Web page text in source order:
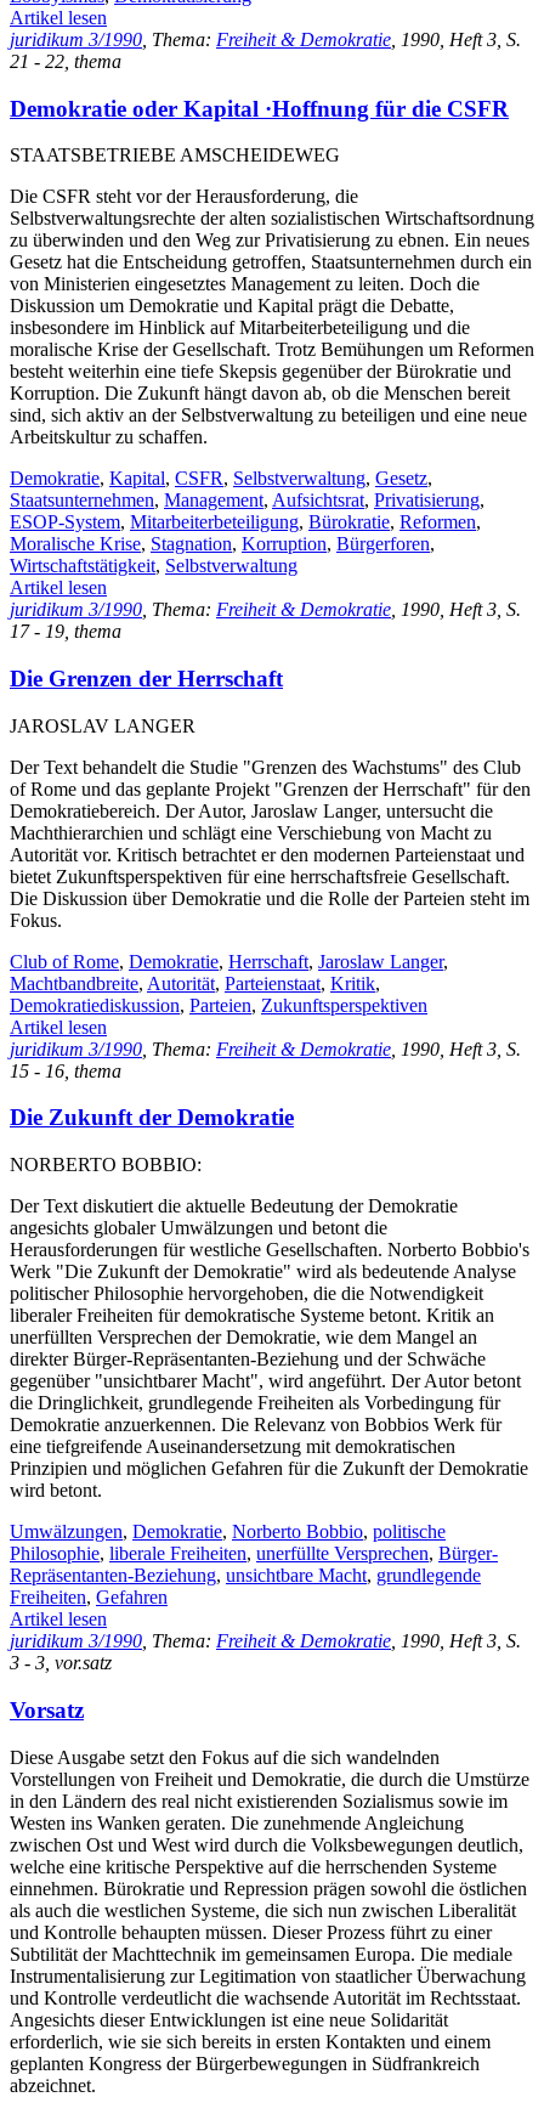
Artikel lesen
juridikum 3/1990 , Thema: Freiheit & Demokratie , 1990, Heft 3, S.
21 - 22, thema
Demokratie oder Kapital ·Hoffnung für die CSFR
STAATSBETRIEBE AMSCHEIDEWEG
Die CSFR steht vor der Herausforderung, die
Selbstverwaltungsrechte der alten sozialistischen Wirtschaftsordnung
zu überwinden und den Weg zur Privatisierung zu ebnen. Ein neues
Gesetz hat die Entscheidung getroffen, Staatsunternehmen durch ein
von Ministerien eingesetztes Management zu leiten. Doch die
Diskussion um Demokratie und Kapital prägt die Debatte,
insbesondere im Hinblick auf Mitarbeiterbeteiligung und die
moralische Krise der Gesellschaft. Trotz Bemühungen um Reformen
besteht weiterhin eine tiefe Skepsis gegenüber der Bürokratie und
Korruption. Die Zukunft hängt davon ab, ob die Menschen bereit
sind, sich aktiv an der Selbstverwaltung zu beteiligen und eine neue
Arbeitskultur zu schaffen.
Demokratie, Kapital, CSFR, Selbstverwaltung, Gesetz,
Staatsunternehmen, Management, Aufsichtsrat, Privatisierung,
ESOP-System, Mitarbeiterbeteiligung, Bürokratie, Reformen,
Moralische Krise, Stagnation, Korruption, Bürgerforen,
Wirtschaftstätigkeit, Selbstverwaltung
Artikel lesen
juridikum 3/1990 , Thema: Freiheit & Demokratie , 1990, Heft 3, S.
17 - 19, thema
Die Grenzen der Herrschaft
JAROSLAV LANGER
Der Text behandelt die Studie "Grenzen des Wachstums" des Club
of Rome und das geplante Projekt "Grenzen der Herrschaft" für den
Demokratiebereich. Der Autor, Jaroslaw Langer, untersucht die
Machthierarchien und schlägt eine Verschiebung von Macht zu
Autorität vor. Kritisch betrachtet er den modernen Parteienstaat und
bietet Zukunftsperspektiven für eine herrschaftsfreie Gesellschaft.
Die Diskussion über Demokratie und die Rolle der Parteien steht im
Fokus.
Club of Rome, Demokratie, Herrschaft, Jaroslaw Langer,
Machtbandbreite, Autorität, Parteienstaat, Kritik,
Demokratiediskussion, Parteien, Zukunftsperspektiven
Artikel lesen
juridikum 3/1990 , Thema: Freiheit & Demokratie , 1990, Heft 3, S.
15 - 16, thema
Die Zukunft der Demokratie
NORBERTO BOBBIO:
Der Text diskutiert die aktuelle Bedeutung der Demokratie
angesichts globaler Umwälzungen und betont die
Herausforderungen für westliche Gesellschaften. Norberto Bobbio's
Werk "Die Zukunft der Demokratie" wird als bedeutende Analyse
politischer Philosophie hervorgehoben, die die Notwendigkeit
liberaler Freiheiten für demokratische Systeme betont. Kritik an
unerfüllten Versprechen der Demokratie, wie dem Mangel an
direkter Bürger-Repräsentanten-Beziehung und der Schwäche
gegenüber "unsichtbarer Macht", wird angeführt. Der Autor betont
die Dringlichkeit, grundlegende Freiheiten als Vorbedingung für
Demokratie anzuerkennen. Die Relevanz von Bobbios Werk für
eine tiefgreifende Auseinandersetzung mit demokratischen
Prinzipien und möglichen Gefahren für die Zukunft der Demokratie
wird betont.
Umwälzungen, Demokratie, Norberto Bobbio, politische
Philosophie, liberale Freiheiten, unerfüllte Versprechen, Bürger-
Repräsentanten-Beziehung, unsichtbare Macht, grundlegende
Freiheiten, Gefahren
Artikel lesen
juridikum 3/1990 , Thema: Freiheit & Demokratie , 1990, Heft 3, S.
3 - 3, vor.satz
Vorsatz
Diese Ausgabe setzt den Fokus auf die sich wandelnden
Vorstellungen von Freiheit und Demokratie, die durch die Umstürze
in den Ländern des real nicht existierenden Sozialismus sowie im
Westen ins Wanken geraten. Die zunehmende Angleichung
zwischen Ost und West wird durch die Volksbewegungen deutlich,
welche eine kritische Perspektive auf die herrschenden Systeme
einnehmen. Bürokratie und Repression prägen sowohl die östlichen
als auch die westlichen Systeme, die sich nun zwischen Liberalität
und Kontrolle behaupten müssen. Dieser Prozess führt zu einer
Subtilität der Machttechnik im gemeinsamen Europa. Die mediale
Instrumentalisierung zur Legitimation von staatlicher Überwachung
und Kontrolle verdeutlicht die wachsende Autorität im Rechtsstaat.
Angesichts dieser Entwicklungen ist eine neue Solidarität
erforderlich, wie sie sich bereits in ersten Kontakten und einem
geplanten Kongress der Bürgerbewegungen in Südfrankreich
abzeichnet.